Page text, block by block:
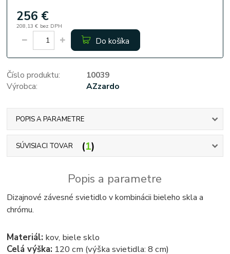
256 €
208,13 € bez DPH
Do košíka
Číslo produktu:
10039
Výrobca:
AZzardo
POPIS A PARAMETRE
SÚVISIACI TOVAR 1
Popis a parametre
Dizajnové závesné svietidlo v kombinácii bieleho skla a
chrómu.
Materiál: kov, biele sklo
Celá výška: 120 cm (výška svietidla: 8 cm)